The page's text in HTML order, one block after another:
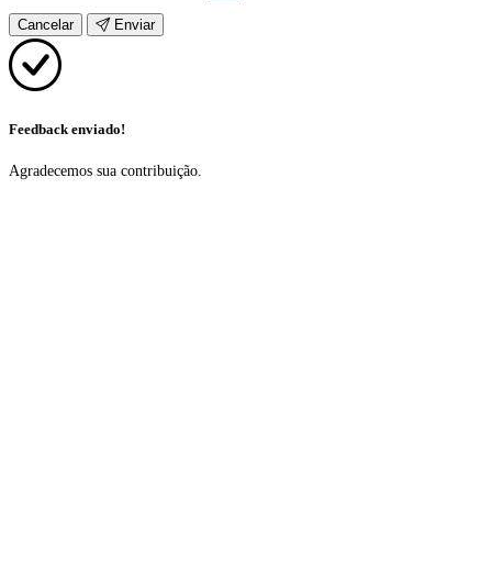
Cancelar Enviar
Feedback enviado!
Agradecemos sua contribuição.